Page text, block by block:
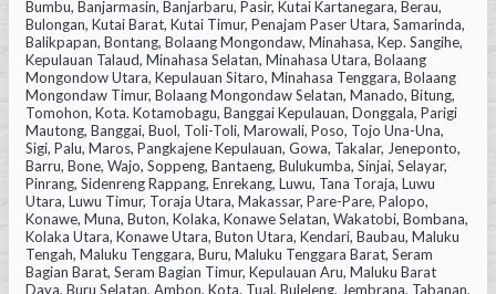
Bumbu, Banjarmasin, Banjarbaru, Pasir, Kutai Kartanegara, Berau,
Bulongan, Kutai Barat, Kutai Timur, Penajam Paser Utara, Samarinda,
Balikpapan, Bontang, Bolaang Mongondaw, Minahasa, Kep. Sangihe,
Kepulauan Talaud, Minahasa Selatan, Minahasa Utara, Bolaang
Mongondow Utara, Kepulauan Sitaro, Minahasa Tenggara, Bolaang
Mongondaw Timur, Bolaang Mongondaw Selatan, Manado, Bitung,
Tomohon, Kota. Kotamobagu, Banggai Kepulauan, Donggala, Parigi
Mautong, Banggai, Buol, Toli-Toli, Marowali, Poso, Tojo Una-Una,
Sigi, Palu, Maros, Pangkajene Kepulauan, Gowa, Takalar, Jeneponto,
Barru, Bone, Wajo, Soppeng, Bantaeng, Bulukumba, Sinjai, Selayar,
Pinrang, Sidenreng Rappang, Enrekang, Luwu, Tana Toraja, Luwu
Utara, Luwu Timur, Toraja Utara, Makassar, Pare-Pare, Palopo,
Konawe, Muna, Buton, Kolaka, Konawe Selatan, Wakatobi, Bombana,
Kolaka Utara, Konawe Utara, Buton Utara, Kendari, Baubau, Maluku
Tengah, Maluku Tenggara, Buru, Maluku Tenggara Barat, Seram
Bagian Barat, Seram Bagian Timur, Kepulauan Aru, Maluku Barat
Daya, Buru Selatan, Ambon, Kota. Tual, Buleleng, Jembrana, Tabanan,